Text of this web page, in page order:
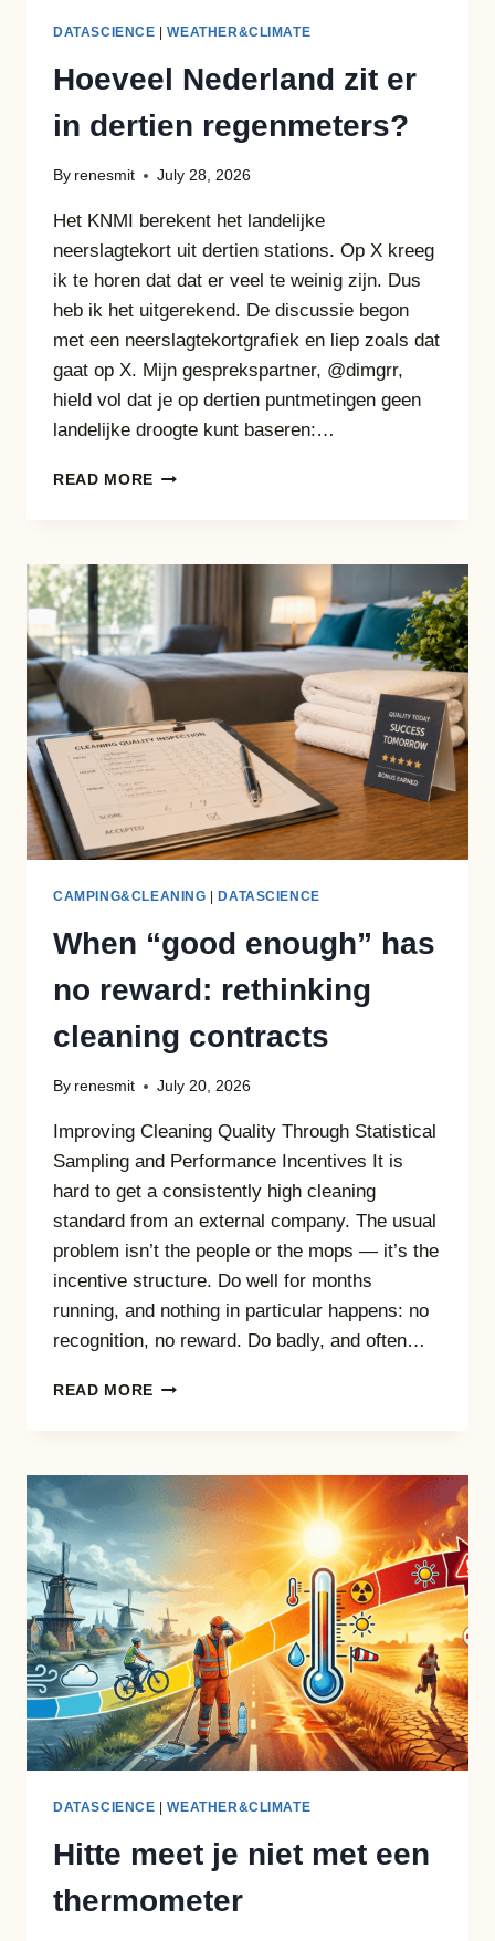
DATASCIENCE |WEATHER&CLIMATE
Hoeveel Nederland zit er
in dertien regenmeters?
By renesmit July 28, 2026
Het KNMI berekent het landelijke
neerslagtekort uit dertien stations. Op X kreeg
ik te horen dat dat er veel te weinig zijn. Dus
heb ik het uitgerekend. De discussie begon
met een neerslagtekortgrafiek en liep zoals dat
gaat op X. Mijn gesprekspartner, @dimgrr,
hield vol dat je op dertien puntmetingen geen
landelijke droogte kunt baseren:…
READ MORE HOEVEEL
IN
DERTIEN
REGENMETERS?
CAMPING&CLEANING |DATASCIENCE
When “good enough” has
no reward: rethinking
cleaning contracts
By renesmit July 20, 2026
Improving Cleaning Quality Through Statistical
Sampling and Performance Incentives It is
hard to get a consistently high cleaning
standard from an external company. The usual
problem isn’t the people or the mops — it’s the
incentive structure. Do well for months
running, and nothing in particular happens: no
recognition, no reward. Do badly, and often…
READ MORE WHEN
NO
REWARD:
RETHINKING
CLEANING
CONTRACTS
DATASCIENCE |WEATHER&CLIMATE
Hitte meet je niet met een
thermometer